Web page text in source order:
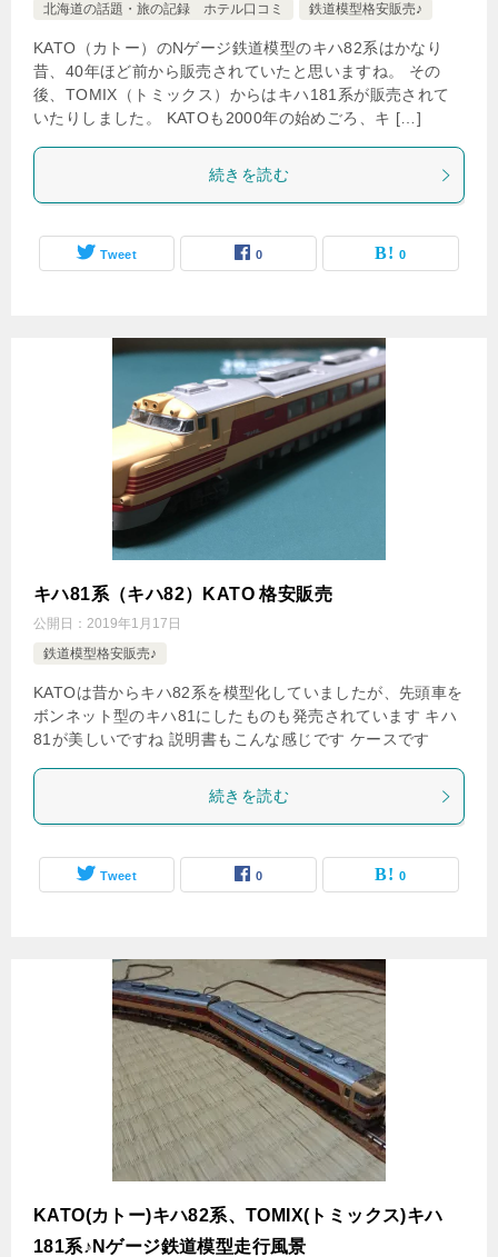
北海道の話題・旅の記録 ホテル口コミ
鉄道模型格安販売♪
KATO（カトー）のNゲージ鉄道模型のキハ82系はかなり
昔、40年ほど前から販売されていたと思いますね。 その
後、TOMIX（トミックス）からはキハ181系が販売されて
いたりしました。 KATOも2000年の始めごろ、キ […]
続きを読む
Tweet 0 0
キハ81系（キハ82）KATO 格安販売
公開日： 2019年1月17日
鉄道模型格安販売♪
KATOは昔からキハ82系を模型化していましたが、先頭車を
ボンネット型のキハ81にしたものも発売されています キハ
81が美しいですね 説明書もこんな感じです ケースです
続きを読む
Tweet 0 0
KATO(カトー)キハ82系、TOMIX(トミックス)キハ
181系♪Nゲージ鉄道模型走行風景